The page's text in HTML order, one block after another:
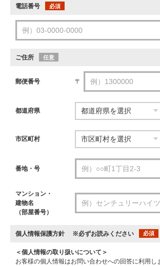
電話番号 必須
ご住所 任意
郵便番号 〒
都道府県
市区町村
番地・号
マンション・
建物名
（部屋番号）
個人情報保護方針 ※必ずお読みください 必須
＜個人情報の取り扱いについて＞
お客様の個人情報はお問い合わせへの回答に利用し